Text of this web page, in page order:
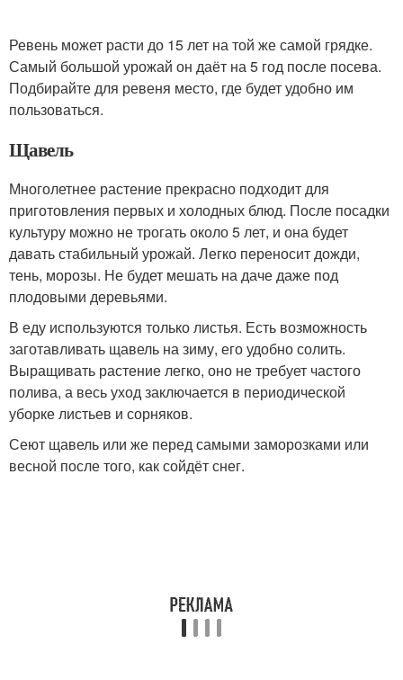
Ревень может расти до 15 лет на той же самой грядке.
Самый большой урожай он даёт на 5 год после посева.
Подбирайте для ревеня место, где будет удобно им
пользоваться.
Щавель
Многолетнее растение прекрасно подходит для
приготовления первых и холодных блюд. После посадки
культуру можно не трогать около 5 лет, и она будет
давать стабильный урожай. Легко переносит дожди,
тень, морозы. Не будет мешать на даче даже под
плодовыми деревьями.
В еду используются только листья. Есть возможность
заготавливать щавель на зиму, его удобно солить.
Выращивать растение легко, оно не требует частого
полива, а весь уход заключается в периодической
уборке листьев и сорняков.
Сеют щавель или же перед самыми заморозками или
весной после того, как сойдёт снег.